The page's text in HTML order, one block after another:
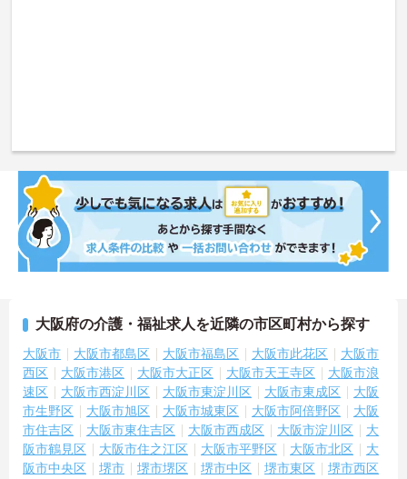
大阪府の介護・福祉求人を近隣の市区町村から探す
大阪市 大阪市都島区 大阪市福島区 大阪市此花区
大阪市
西区
大阪市港区 大阪市大正区 大阪市天王寺区
大阪市浪
速区
大阪市西淀川区 大阪市東淀川区 大阪市東成区
大阪
市生野区
大阪市旭区 大阪市城東区 大阪市阿倍野区
大阪
市住吉区
大阪市東住吉区 大阪市西成区 大阪市淀川区
大
阪市鶴見区
大阪市住之江区 大阪市平野区 大阪市北区
大
阪市中央区
堺市 堺市堺区 堺市中区 堺市東区
堺市西区